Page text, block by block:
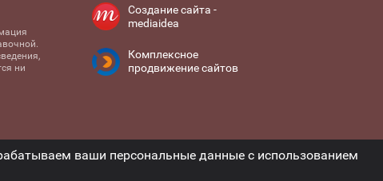
ни
Создание сайта -
mediaidea
Комплексное
продвижение сайтов
ваши персональные данные с использованием